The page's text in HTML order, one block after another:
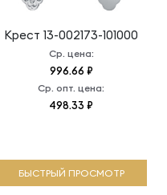
Крест 13-002173-101000
Ср. цена:
996.66 ₽
Ср. опт. цена:
498.33 ₽
БЫСТРЫЙ ПРОСМОТР